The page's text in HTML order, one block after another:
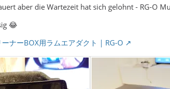
aber die Wartezeit hat sich gelohnt - RG-O
😂
ナーBOX用ラムエアダクト | RG-O